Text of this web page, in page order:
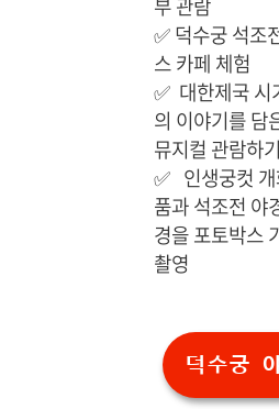
부 관람
✅덕수궁 석조
스 카페 체험
✅ 대한제국 시
의 이야기를 담
뮤지컬 관람하기
✅ 인생궁컷
품과 석조전 야
경을 포토박스
촬영
덕수궁